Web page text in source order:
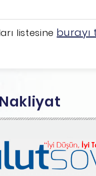
listesine burayı